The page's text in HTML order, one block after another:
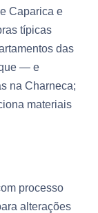
Caparica e
típicas
das
— e
na Charneca;
materiais
processo
alterações